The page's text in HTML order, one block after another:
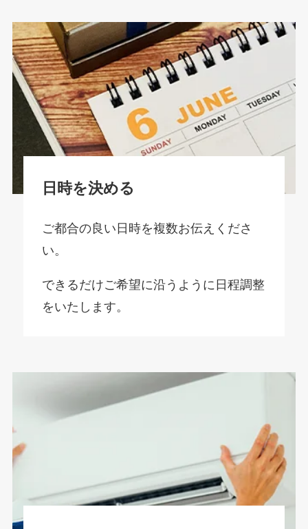
日時を決める
ご都合の良い日時を複数お伝えくださ
い。
できるだけご希望に沿うように日程調整
をいたします。